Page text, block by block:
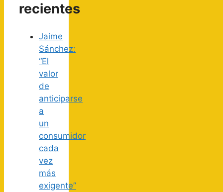
recientes
Jaime
Sánchez:
“El
valor
de
anticiparse
a
un
consumidor
cada
vez
más
exigente”